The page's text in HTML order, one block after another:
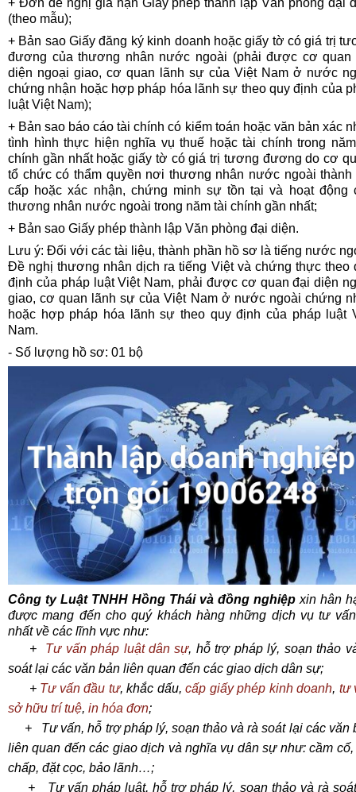
(theo mẫu);
+ Bản sao Giấy đăng ký kinh doanh hoặc giấy tờ có giá trị
đương của thương nhân nước ngoài (phải được cơ quan
diện ngoại giao, cơ quan lãnh sự của Việt Nam ở nước
chứng nhận hoặc hợp pháp hóa lãnh sự theo quy định của
luật Việt Nam);
+ Bản sao báo cáo tài chính có kiểm toán hoặc văn bản xác
tình hình thực hiện nghĩa vụ thuế hoặc tài chính trong
chính gần nhất hoặc giấy tờ có giá trị tương đương do cơ
tổ chức có thẩm quyền nơi thương nhân nước ngoài thành
cấp hoặc xác nhận, chứng minh sự tồn tại và hoạt động
thương nhân nước ngoài trong năm tài chính gần nhất;
+ Bản sao Giấy phép thành lập Văn phòng đại diện.
Lưu ý: Đối với các tài liệu, thành phần hồ sơ là tiếng nước
Đề nghị thương nhân dịch ra tiếng Việt và chứng thực theo
định của pháp luật Việt Nam, phải được cơ quan đại diện
giao, cơ quan lãnh sự của Việt Nam ở nước ngoài chứng
hoặc hợp pháp hóa lãnh sự theo quy định của pháp luật
Nam.
- Số lượng hồ sơ: 01 bộ
Công ty Luật TNHH Hồng Thái và đồng nghiệp xin hân
được mang đến cho quý khách hàng những dịch vụ tư
nhất về các lĩnh vực như:
+ Tư vấn pháp luật dân sự, hỗ trợ pháp lý, soạn thảo
soát lại các văn bản liên quan đến các giao dịch dân sự;
+ Tư vấn đầu tư, khắc dấu,cấp giấy phép kinh doanh, tư
sở hữu trí tuệ, in hóa đơn;
+ Tư vấn, hỗ trợ pháp lý, soạn thảo và rà soát lại các văn
liên quan đến các giao dịch và nghĩa vụ dân sự như: cầm cố,
chấp, đặt cọc, bảo lãnh…;
+ Tư vấn pháp luật, hỗ trợ pháp lý, soạn thảo và rà